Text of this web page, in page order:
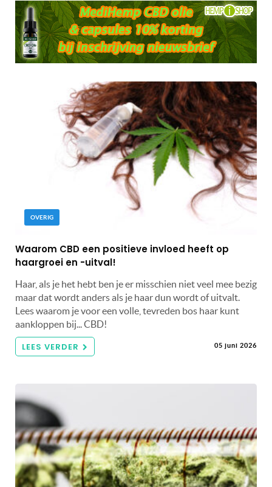
OVERIG
Waarom CBD een positieve invloed heeft op
haargroei en -uitval!
Haar, als je het hebt ben je er misschien niet veel mee bezig
maar dat wordt anders als je haar dun wordt of uitvalt.
Lees waarom je voor een volle, tevreden bos haar kunt
aankloppen bij... CBD!
LEES VERDER 05 juni 2026